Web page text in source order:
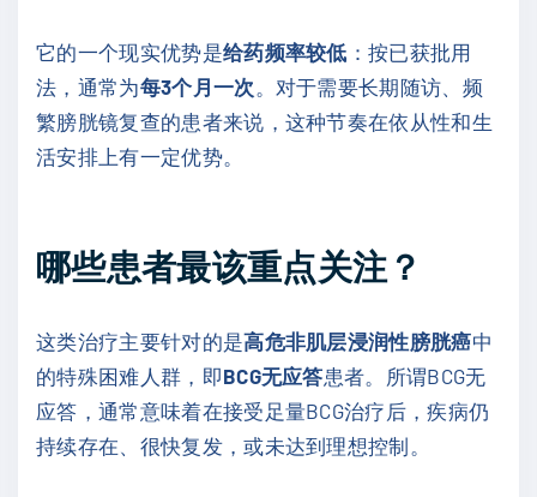
它的一个现实优势是给药频率较低 ：按已获批用
法，通常为每3个月一次 。对于需要长期随访、频
繁膀胱镜复查的患者来说，这种节奏在依从性和生
活安排上有一定优势。
哪些患者最该重点关注？
这类治疗主要针对的是高危非肌层浸润性膀胱癌中
的特殊困难人群，即BCG无应答患者。所谓BCG无
应答，通常意味着在接受足量BCG治疗后，疾病仍
持续存在、很快复发，或未达到理想控制。